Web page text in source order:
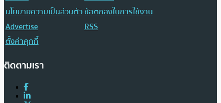
นโยบายความเป็นส่วนตัวข้อตกลงในการใช้งาน
Advertise
RSS
ตั้งค่าคุกกี้
ติดตามเรา